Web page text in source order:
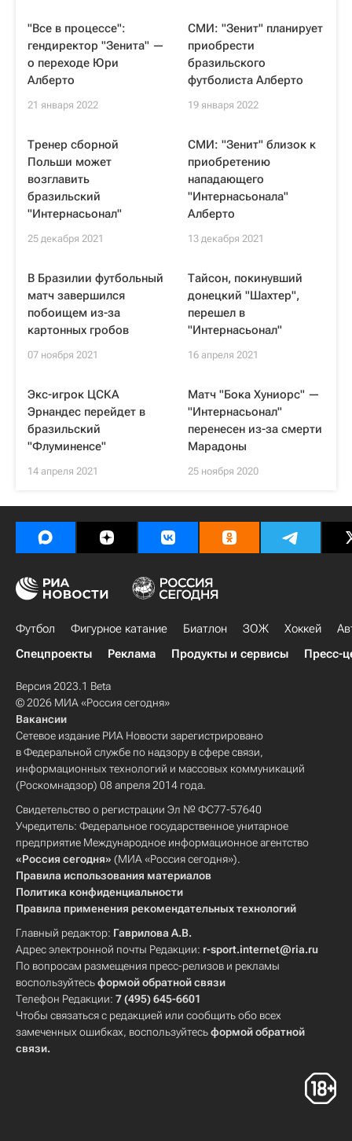
"Все в процессе":
гендиректор "Зенита" —
о переходе Юри
Алберто
21 января 2022
СМИ: "Зенит" планирует
приобрести
бразильского
футболиста Алберто
19 января 2022
Тренер сборной
Польши может
возглавить
бразильский
"Интернасьонал"
25 декабря 2021
СМИ: "Зенит" близок к
приобретению
нападающего
"Интернасьонала"
Алберто
13 декабря 2021
В Бразилии футбольный
матч завершился
побоищем из-за
картонных гробов
07 ноября 2021
Тайсон, покинувший
донецкий "Шахтер",
перешел в
"Интернасьонал"
16 апреля 2021
Экс-игрок ЦСКА
Эрнандес перейдет в
бразильский
"Флуминенсе"
14 апреля 2021
Матч "Бока Хуниорс" —
"Интернасьонал"
перенесен из-за смерти
Марадоны
25 ноября 2020
Футбол Фигурное катание Биатлон ЗОЖ Хоккей
Спецпроекты
Реклама Продукты и сервисы Пресс-
Версия 2023.1 Beta
© 2026 МИА «Россия сегодня»
Вакансии
Сетевое издание РИА Новости зарегистрировано
в Федеральной службе по надзору в сфере связи,
информационных технологий и массовых коммуникаций
(Роскомнадзор) 08 апреля 2014 года.
Свидетельство о регистрации Эл № ФС77-57640
Учредитель: Федеральное государственное унитарное
предприятие Международное информационное агентство
«Россия сегодня» (МИА «Россия сегодня»).
Правила использования материалов
Политика конфиденциальности
Правила применения рекомендательных технологий
Главный редактор: Гаврилова А.В.
Адрес электронной почты Редакции: r-sport.internet@ria.ru
По вопросам размещения пресс-релизов и рекламы
воспользуйтесьформой обратной связи
Телефон Редакции: 7 (495) 645-6601
Чтобы связаться с редакцией или сообщить обо всех
замеченных ошибках, воспользуйтесьформой обратной
связи.